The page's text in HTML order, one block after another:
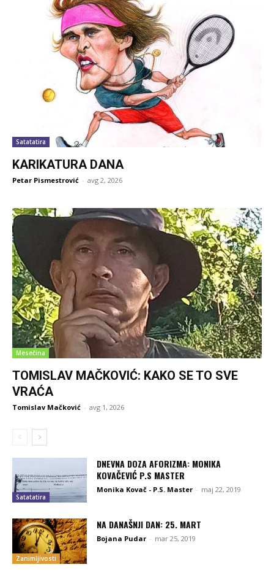
Satatatira
KARIKATURA DANA
Petar Pismestrović - avg 2, 2026
Mesečina
TOMISLAV MAČKOVIĆ: KAKO SE TO SVE
VRAĆA
Tomislav Mačković - avg 1, 2026
Satatatira
DNEVNA DOZA AFORIZMA: MONIKA
KOVAČEVIĆ P.S MASTER
Monika Kovač - P.S. Master - maj 22, 2019
Zanimljivosti
NA DANAŠNJI DAN: 25. MART
Bojana Pudar - mar 25, 2019